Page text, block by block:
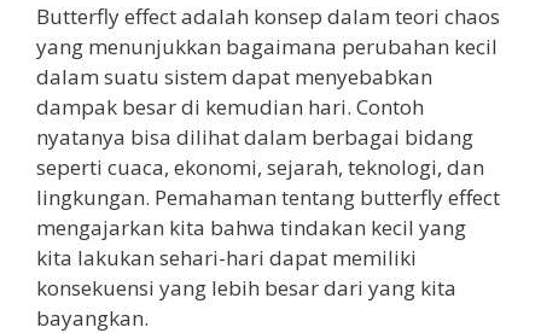
Butterfly effect adalah konsep dalam teori chaos
yang menunjukkan bagaimana perubahan kecil
dalam suatu sistem dapat menyebabkan
dampak besar di kemudian hari. Contoh
nyatanya bisa dilihat dalam berbagai bidang
seperti cuaca, ekonomi, sejarah, teknologi, dan
lingkungan. Pemahaman tentang butterfly effect
mengajarkan kita bahwa tindakan kecil yang
kita lakukan sehari-hari dapat memiliki
konsekuensi yang lebih besar dari yang kita
bayangkan.